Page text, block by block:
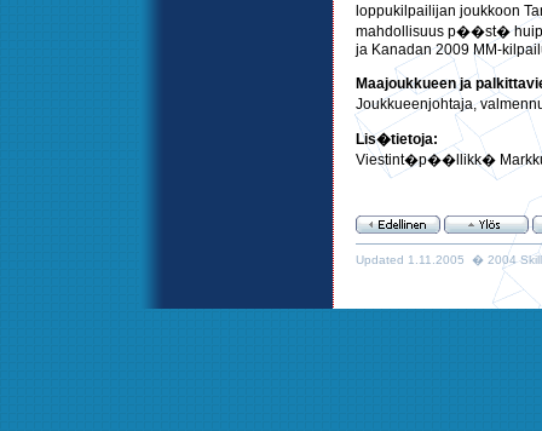
loppukilpailijan joukkoon
mahdollisuus p��st�
ja Kanadan 2009 MM-
Maajoukkueen ja
Joukkueenjohtaja,
Lis�tietoja:
Viestint�p��llikk�
Updated 1.11.2005 � 2004